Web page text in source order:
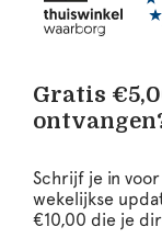
Gratis
Schrijf je in
wekelijkse
€10,00 die je